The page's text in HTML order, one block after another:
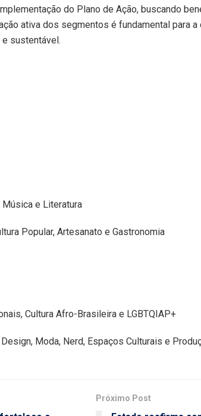
do Plano de Ação, buscando
ativa dos segmentos é fundamental para a
sustentável.
e Literatura
Popular, Artesanato e Gastronomia
Cultura Afro-Brasileira e LGBTQIAP+
Moda, Nerd, Espaços Culturais e
Próximo Post